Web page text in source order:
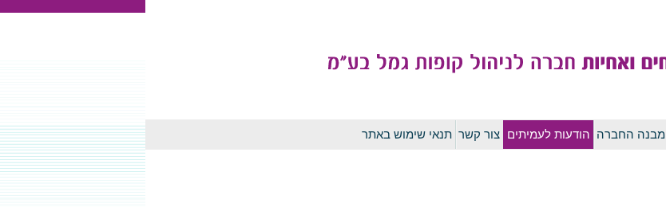
לדלג
לתוכן
מבנה החברה הודעות לעמיתים צור קשר תנאי שימוש באתר